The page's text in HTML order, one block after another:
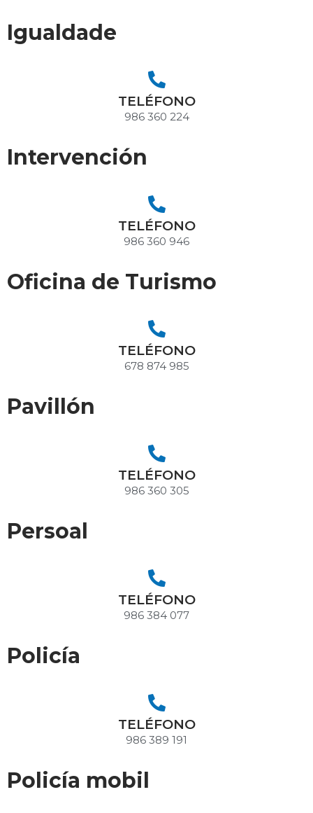
Igualdade
TELÉFONO
986 360 224
Intervención
TELÉFONO
986 360 946
Oficina de Turismo
TELÉFONO
678 874 985
Pavillón
TELÉFONO
986 360 305
Persoal
TELÉFONO
986 384 077
Policía
TELÉFONO
986 389 191
Policía mobil